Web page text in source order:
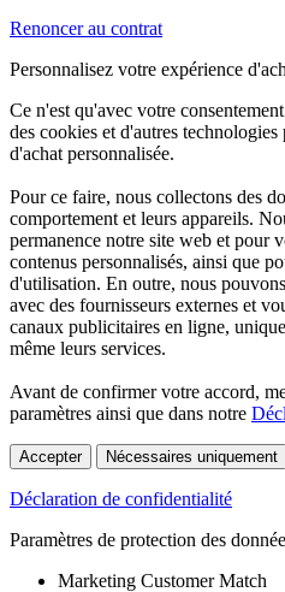
Renoncer au contrat
Personnalisez votre expérience
Ce n'est qu'avec votre
des cookies et d'autres
d'achat personnalisée.
Pour ce faire, nous collectons des
comportement et leurs appareils.
permanence notre site web et pour
contenus personnalisés, ainsi que
d'utilisation. En outre, nous
avec des fournisseurs externes et
canaux publicitaires en ligne,
même leurs services.
Avant de confirmer votre accord,
paramètres ainsi que dans notre
Accepter Nécessaires uniquement
Déclaration de confidentialité
Paramètres de protection des
Marketing Customer Match